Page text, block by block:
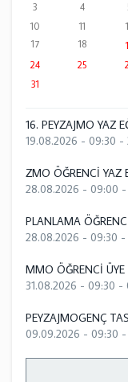
3
4
10
11
17
18
24
25
31
16. PEYZAJMO YAZ
19.08.2026 - 09:30 -
ZMO ÖĞRENCİ YAZ
28.08.2026 - 09:00 -
PLANLAMA
28.08.2026 - 09:30 -
MMO ÖĞRENCİ
31.08.2026 - 09:30 -
PEYZAJMOGENÇ
09.09.2026 - 09:30 -